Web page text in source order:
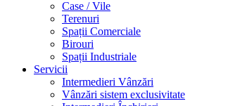
Case / Vile
Terenuri
Spații Comerciale
Birouri
Spații Industriale
Servicii
Intermedieri Vânzări
Vânzări sistem exclusivitate